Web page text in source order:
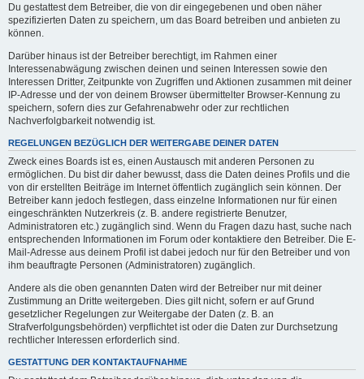
Du gestattest dem Betreiber, die von dir eingegebenen und oben näher
spezifizierten Daten zu speichern, um das Board betreiben und anbieten zu
können.
Darüber hinaus ist der Betreiber berechtigt, im Rahmen einer
Interessenabwägung zwischen deinen und seinen Interessen sowie den
Interessen Dritter, Zeitpunkte von Zugriffen und Aktionen zusammen mit deiner
IP-Adresse und der von deinem Browser übermittelter Browser-Kennung zu
speichern, sofern dies zur Gefahrenabwehr oder zur rechtlichen
Nachverfolgbarkeit notwendig ist.
REGELUNGEN BEZÜGLICH DER WEITERGABE DEINER DATEN
Zweck eines Boards ist es, einen Austausch mit anderen Personen zu
ermöglichen. Du bist dir daher bewusst, dass die Daten deines Profils und die
von dir erstellten Beiträge im Internet öffentlich zugänglich sein können. Der
Betreiber kann jedoch festlegen, dass einzelne Informationen nur für einen
eingeschränkten Nutzerkreis (z. B. andere registrierte Benutzer,
Administratoren etc.) zugänglich sind. Wenn du Fragen dazu hast, suche nach
entsprechenden Informationen im Forum oder kontaktiere den Betreiber. Die E-
Mail-Adresse aus deinem Profil ist dabei jedoch nur für den Betreiber und von
ihm beauftragte Personen (Administratoren) zugänglich.
Andere als die oben genannten Daten wird der Betreiber nur mit deiner
Zustimmung an Dritte weitergeben. Dies gilt nicht, sofern er auf Grund
gesetzlicher Regelungen zur Weitergabe der Daten (z. B. an
Strafverfolgungsbehörden) verpflichtet ist oder die Daten zur Durchsetzung
rechtlicher Interessen erforderlich sind.
GESTATTUNG DER KONTAKTAUFNAHME